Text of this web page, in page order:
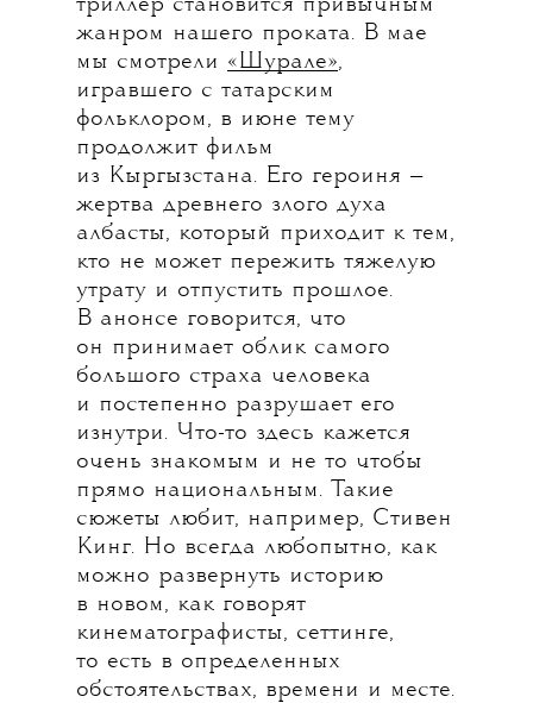
триллер становится привычным
жанром нашего проката. В мае
мы смотрели «Шурале»,
игравшего с татарским
фольклором, в июне тему
продолжит фильм
из Кыргызстана. Его героиня —
жертва древнего злого духа
албасты, который приходит к тем,
кто не может пережить тяжелую
утрату и отпустить прошлое.
В анонсе говорится, что
он принимает облик самого
большого страха человека
и постепенно разрушает его
изнутри. Что-то здесь кажется
очень знакомым и не то чтобы
прямо национальным. Такие
сюжеты любит, например, Стивен
Кинг. Но всегда любопытно, как
можно развернуть историю
в новом, как говорят
кинематографисты, сеттинге,
то есть в определенных
обстоятельствах, времени и месте.